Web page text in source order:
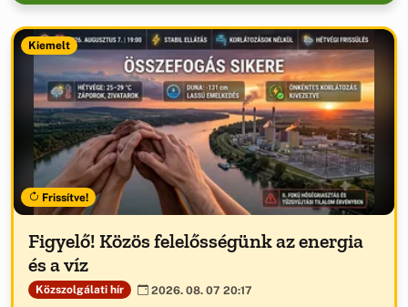
Kiemelt
Frissítve!
Figyelő! Közös felelősségünk az energia
és a víz
Közszolgálati hír 2026. 08. 07 20:17